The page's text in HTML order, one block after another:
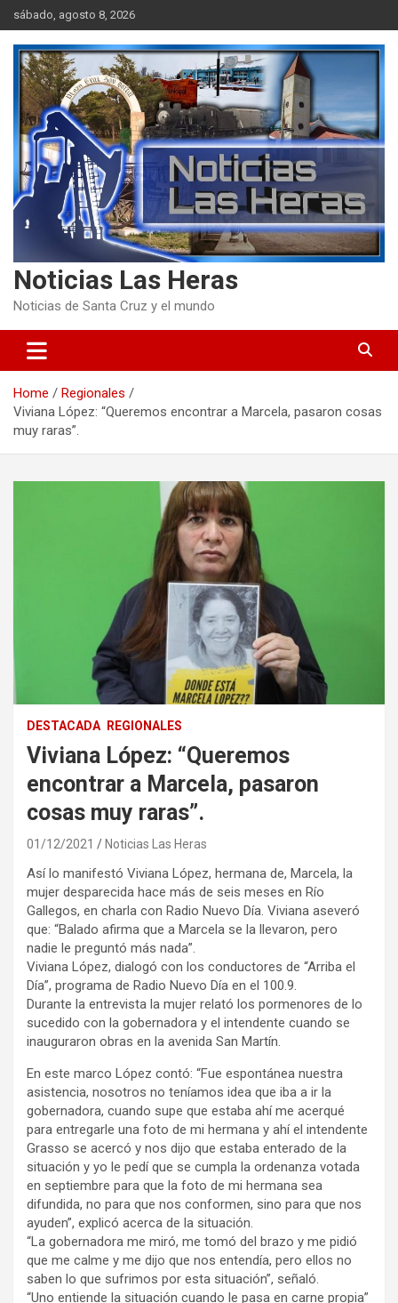
Skip
to
content
sábado, agosto 8, 2026
Noticias Las Heras
Noticias de Santa Cruz y el mundo
Home
Regionales
Viviana López: “Queremos encontrar a Marcela, pasaron cosas
muy raras”.
DESTACADA REGIONALES
Viviana López: “Queremos
encontrar a Marcela, pasaron
cosas muy raras”.
01/12/2021 Noticias Las Heras
Así lo manifestó Viviana López, hermana de, Marcela, la
mujer desparecida hace más de seis meses en Río
Gallegos, en charla con Radio Nuevo Día. Viviana aseveró
que: “Balado afirma que a Marcela se la llevaron, pero
nadie le preguntó más nada”.
Viviana López, dialogó con los conductores de “Arriba el
Día”, programa de Radio Nuevo Día en el 100.9.
Durante la entrevista la mujer relató los pormenores de lo
sucedido con la gobernadora y el intendente cuando se
inauguraron obras en la avenida San Martín.
En este marco López contó: “Fue espontánea nuestra
asistencia, nosotros no teníamos idea que iba a ir la
gobernadora, cuando supe que estaba ahí me acerqué
para entregarle una foto de mi hermana y ahí el intendente
Grasso se acercó y nos dijo que estaba enterado de la
situación y yo le pedí que se cumpla la ordenanza votada
en septiembre para que la foto de mi hermana sea
difundida, no para que nos conformen, sino para que nos
ayuden”, explicó acerca de la situación.
“La gobernadora me miró, me tomó del brazo y me pidió
que me calme y me dijo que nos entendía, pero ellos no
saben lo que sufrimos por esta situación”, señaló.
“Uno entiende la situación cuando le pasa en carne propia”